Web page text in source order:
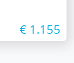
€ 1.155